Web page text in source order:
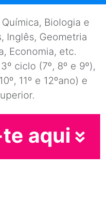
Biologia e
Inglês, Geometria
Economia, etc.
ciclo (7º, 8º e 9º),
11º e 12ºano) e
aqui